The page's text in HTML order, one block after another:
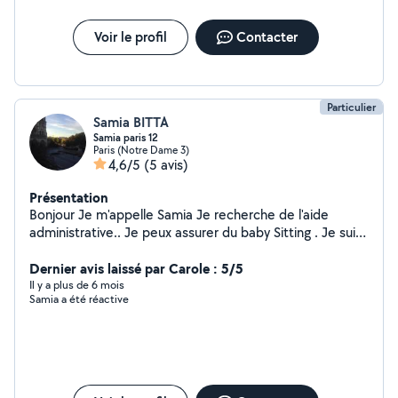
Voir le profil Contacter
Particulier
Samia BITTA
Samia paris 12
Paris (Notre Dame 3)
4,6/5 (5 avis)
Présentation
Bonjour Je m'appelle Samia Je recherche de l'aide
administrative.. Je peux assurer du baby Sitting . Je suis
à votre domicile. Je peux assurer du dog sitting . Je
peux également conduire une voiture et un 22 M3.
Merci
Dernier avis laissé par Carole : 5/5
Il y a plus de 6 mois
Samia a été réactive